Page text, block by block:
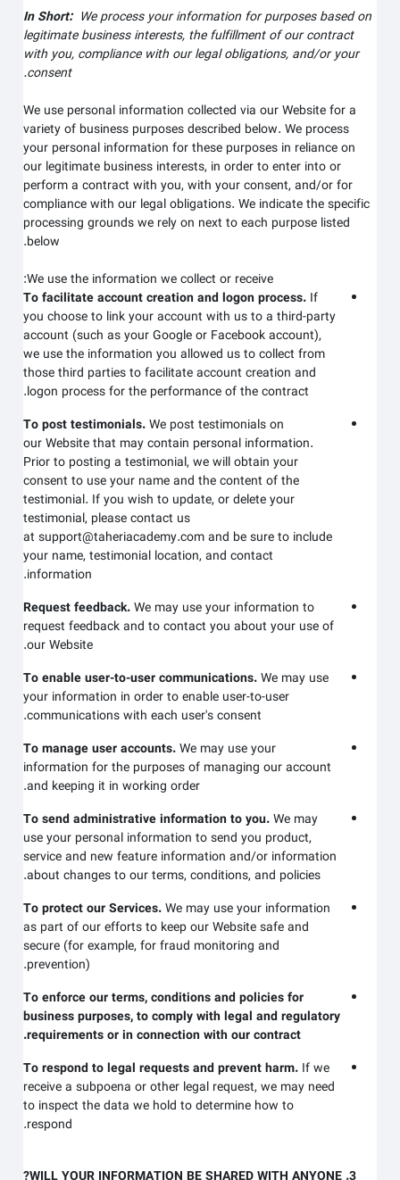
In Short:We process your information for purposes based on
legitimate business interests, the fulfillment of our contract
with you, compliance with our legal obligations, and/or your
consent.
We use personal information collected via ourWebsitefor a
variety of business purposes described below. We process
your personal information for these purposes in reliance on
our legitimate business interests, in order to enter into or
perform a contract with you, with your consent, and/or for
compliance with our legal obligations. We indicate the specific
processing grounds we rely on next to each purpose listed
below.
We use the information we collect or receive:
To facilitate account creation and logon process.
you choose to link your account with us to a third-party
account (such as your Google or Facebook account),
we use the information you allowed us to collect from
those third parties to facilitate account creation and
logon process for the performance of the contract.
To post testimonials.We post testimonials on
ourWebsitethat may contain personal information.
Prior to posting a testimonial, we will obtain your
consent to use your name and the content of the
testimonial. If you wish to update, or delete your
testimonial, please contact us
atsupport@taheriacademy.comand be sure to include
your name, testimonial location, and contact
information.
Request feedback.We may use your information to
request feedback and to contact you about your use of
ourWebsite
.
To enable user-to-user communications.We may use
your information in order to enable user-to-user
communications with each user's consent.
To manage user accounts.We may use your
information for the purposes of managing our account
and keeping it in working order.
To send administrative information to you.We may
use your personal information to send you product,
service and new feature information and/or information
about changes to our terms, conditions, and policies.
To protect our Services.We may use your information
as part of our efforts to keep ourWebsitesafe and
secure (for example, for fraud monitoring and
prevention).
To enforce our terms, conditions and policies for
business purposes, to comply with legal and regulatory
requirements or in connection with our contract.
To respond to legal requests and prevent harm.If we
receive a subpoena or other legal request, we may need
to inspect the data we hold to determine how to
respond.